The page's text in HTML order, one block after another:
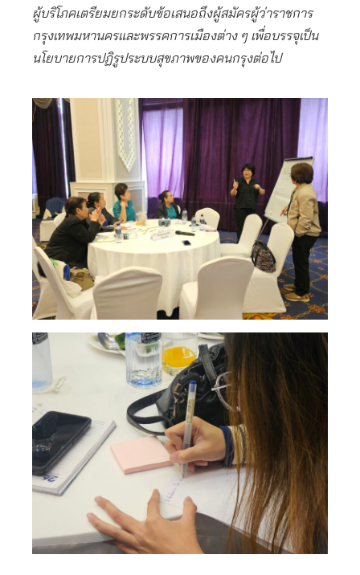
ผู้บริโภคเตรียมยกระดับข้อเสนอถึงผู้สมัครผู้ว่าราชการ
กรุงเทพมหานครและพรรคการเมืองต่าง ๆ เพื่อบรรจุเป็น
นโยบายการปฏิรูประบบสุขภาพของคนกรุงต่อไป